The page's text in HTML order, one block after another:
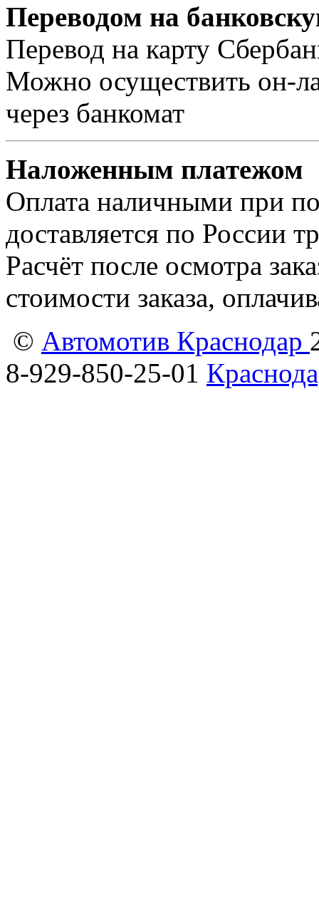
Переводом на
Перевод на карту
Можно осуществить он-
через банкомат
Наложенным платежом
Оплата наличными при
доставляется по России
Расчёт после осмотра
стоимости заказа,
© Автомотив Краснодар
8-929-850-25-01